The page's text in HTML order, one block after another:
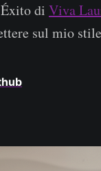
di Viva
sul mio